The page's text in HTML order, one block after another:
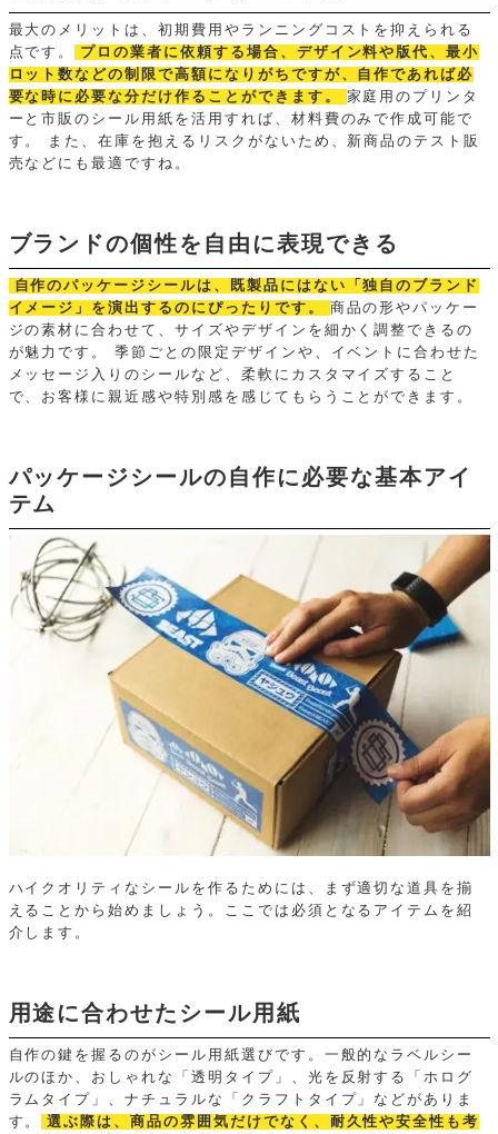
最大のメリットは、初期費用やランニングコストを抑えられる
点です。
プロの業者に依頼する場合、デザイン料や版代、最小
ロット数などの制限で高額になりがちですが、自作であれば必
要な時に必要な分だけ作ることができます。
家庭用のプリンタ
ーと市販のシール用紙を活用すれば、材料費のみで作成可能で
す。
また、在庫を抱えるリスクがないため、新商品のテスト販
売などにも最適ですね。
ブランドの個性を自由に表現できる
自作のパッケージシールは、既製品にはない「独自のブランド
イメージ」を演出するのにぴったりです。
商品の形やパッケー
ジの素材に合わせて、サイズやデザインを細かく調整できるの
が魅力です。
季節ごとの限定デザインや、イベントに合わせた
メッセージ入りのシールなど、柔軟にカスタマイズすること
で、お客様に親近感や特別感を感じてもらうことができます。
パッケージシールの自作に必要な基本アイ
テム
ハイクオリティなシールを作るためには、まず適切な道具を揃
えることから始めましょう。ここでは必須となるアイテムを紹
介します。
用途に合わせたシール用紙
自作の鍵を握るのがシール用紙選びです。一般的なラベルシー
ルのほか、おしゃれな「透明タイプ」、光を反射する「ホログ
ラムタイプ」、ナチュラルな「クラフトタイプ」などがありま
す。
選ぶ際は、商品の雰囲気だけでなく、耐久性や安全性も考